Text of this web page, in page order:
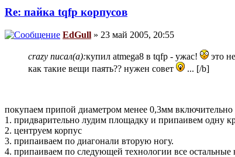
Re: пайка tqfp корпусов
EdGull » 23 май 2005, 20:55
crazy писал(а):купил atmega8 в tqfp - ужас!
это
как такие вещи паять?? нужен совет
... [/b]
покупаем припой диаметром менее 0,3мм
1. придварительно лудим площадку и припаивем одну
2. центруем корпус
3. припаиваем по диагонали вторую ногу.
4. припаиваем по следующей технологии все